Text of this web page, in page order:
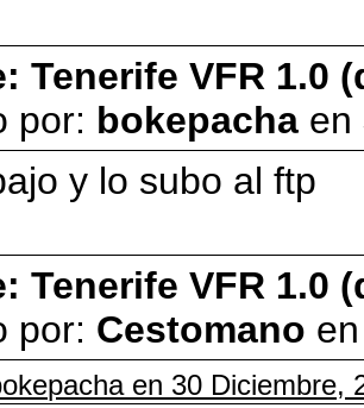
Tenerife VFR 1.0
por: bokepacha en
y lo subo al ftp
Tenerife VFR 1.0
por: Cestomano
en 30 Diciembre,